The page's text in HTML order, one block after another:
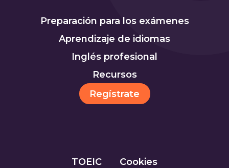
Preparación para los exámenes
Aprendizaje de idiomas
Inglés profesional
Recursos
Regístrate
TOEIC Cookies